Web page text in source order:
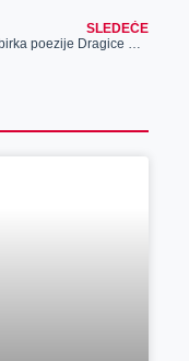
SLEDEĆE